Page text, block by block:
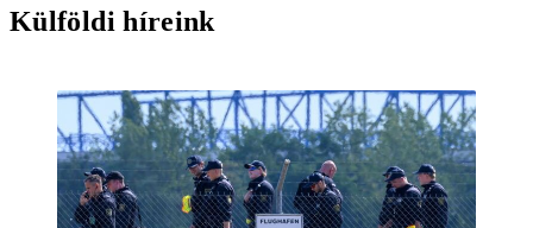
Külföldi híreink